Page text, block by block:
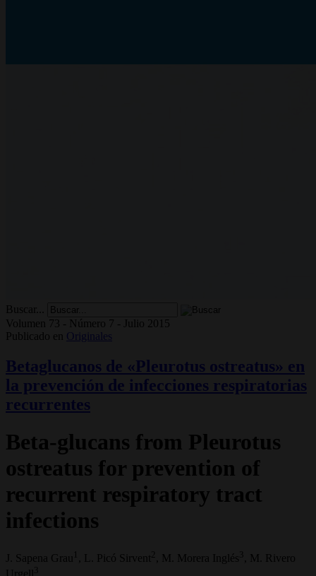
Buscar...
Volumen 73 - Número 7 - Julio 2015
Publicado en
Originales
Betaglucanos de «Pleurotus ostreatus» en
la prevención de infecciones respiratorias
recurrentes
Beta-glucans from Pleurotus
ostreatus for prevention of
recurrent respiratory tract
infections
J. Sapena Grau 1 , L. Picó Sirvent , M. Morera Inglés 3
, M. Rivero
3